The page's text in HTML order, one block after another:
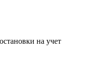
на учет